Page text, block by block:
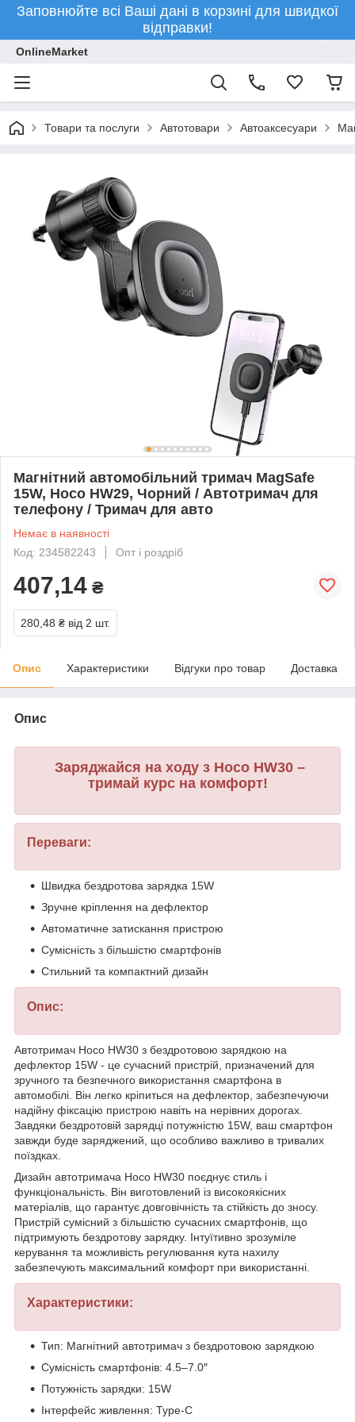
Заповнюйте всі Ваші дані в корзині для швидкої
відправки!
OnlineMarket
Товари та послуги Автотовари Автоаксесуари
Магнітний автомобільний тримач MagSafe
15W, Hoco HW29, Чорний / Автотримач для
телефону / Тримач для авто
Немає в наявності
Код: 234582243
Опт і роздріб
407,14 ₴
280,48 ₴ від 2 шт.
Опис Характеристики Відгуки про товар Доставка
Опис
Заряджайся на ходу з Hoco HW30 –
тримай курс на комфорт!
Переваги:
Швидка бездротова зарядка 15W
Зручне кріплення на дефлектор
Автоматичне затискання пристрою
Сумісність з більшістю смартфонів
Стильний та компактний дизайн
Опис:
Автотримач Hoco HW30 з бездротовою зарядкою на
дефлектор 15W - це сучасний пристрій, призначений для
зручного та безпечного використання смартфона в
автомобілі. Він легко кріпиться на дефлектор, забезпечуючи
надійну фіксацію пристрою навіть на нерівних дорогах.
Завдяки бездротовій зарядці потужністю 15W, ваш смартфон
завжди буде заряджений, що особливо важливо в тривалих
поїздках.
Дизайн автотримача Hoco HW30 поєднує стиль і
функціональність. Він виготовлений із високоякісних
матеріалів, що гарантує довговічність та стійкість до зносу.
Пристрій сумісний з більшістю сучасних смартфонів, що
підтримують бездротову зарядку. Інтуїтивно зрозуміле
керування та можливість регулювання кута нахилу
забезпечують максимальний комфорт при використанні.
Характеристики:
Тип: Магнітний автотримач з бездротовою зарядкою
Сумісність смартфонів: 4.5–7.0″
Потужність зарядки: 15W
Інтерфейс живлення: Type-C